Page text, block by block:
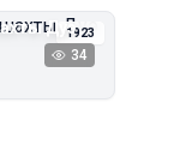
1923
Дуэ
34